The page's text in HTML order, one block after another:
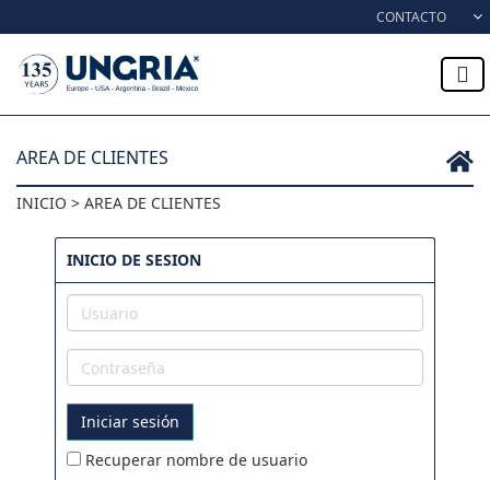
CONTACTO
AREA DE CLIENTES
INICIO > AREA DE CLIENTES
INICIO DE SESION
Usuario
Contraseña
Iniciar sesión
Recuperar nombre de usuario